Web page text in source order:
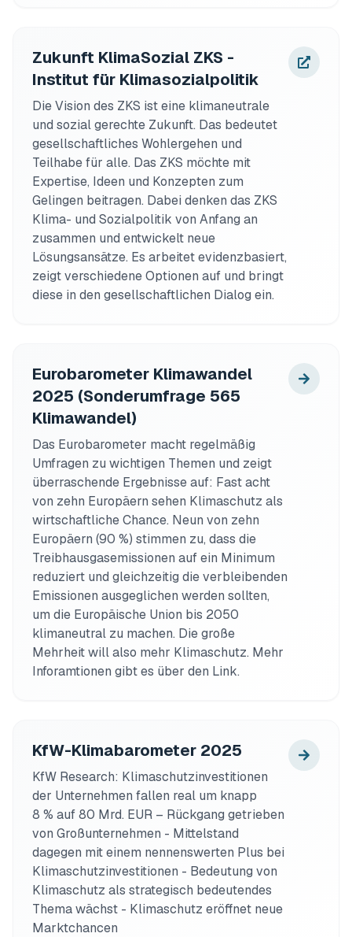
Zukunft KlimaSozial ZKS -
Institut für Klimasozialpolitik
Die Vision des ZKS ist eine klimaneutrale
und sozial gerechte Zukunft. Das bedeutet
gesellschaftliches Wohlergehen und
Teilhabe für alle. Das ZKS möchte mit
Expertise, Ideen und Konzepten zum
Gelingen beitragen. Dabei denken das ZKS
Klima- und Sozialpolitik von Anfang an
zusammen und entwickelt neue
Lösungsansätze. Es arbeitet evidenzbasiert,
zeigt verschiedene Optionen auf und bringt
diese in den gesellschaftlichen Dialog ein.
Eurobarometer Klimawandel
2025 (Sonderumfrage 565
Klimawandel)
Das Eurobarometer macht regelmäßig
Umfragen zu wichtigen Themen und zeigt
überraschende Ergebnisse auf: Fast acht
von zehn Europäern sehen Klimaschutz als
wirtschaftliche Chance. Neun von zehn
Europäern (90 %) stimmen zu, dass die
Treibhausgasemissionen auf ein Minimum
reduziert und gleichzeitig die verbleibenden
Emissionen ausgeglichen werden sollten,
um die Europäische Union bis 2050
klimaneutral zu machen. Die große
Mehrheit will also mehr Klimaschutz. Mehr
Inforamtionen gibt es über den Link.
KfW-Klimabarometer 2025
KfW Research: Klimaschutzinvestitionen
der Unternehmen fallen real um knapp
8 % auf 80 Mrd. EUR – Rückgang getrieben
von Großunternehmen - Mittelstand
dagegen mit einem nennenswerten Plus bei
Klimaschutzinvestitionen - Bedeutung von
Klimaschutz als strategisch bedeutendes
Thema wächst - Klimaschutz eröffnet neue
Marktchancen